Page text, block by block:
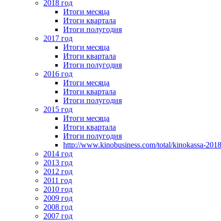
2018 год
Итоги месяца
Итоги квартала
Итоги полугодия
2017 год
Итоги месяца
Итоги квартала
Итоги полугодия
2016 год
Итоги месяца
Итоги квартала
Итоги полугодия
2015 год
Итоги месяца
Итоги квартала
Итоги полугодия
http://www.kinobusiness.com/total/kinokassa-
2014 год
2013 год
2012 год
2011 год
2010 год
2009 год
2008 год
2007 год